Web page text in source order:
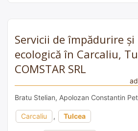
Servicii de împădurire
ecologică în Carcaliu,
COMSTAR SRL
Bratu Stelian, Apolozan Constantin
Carcaliu , Tulcea